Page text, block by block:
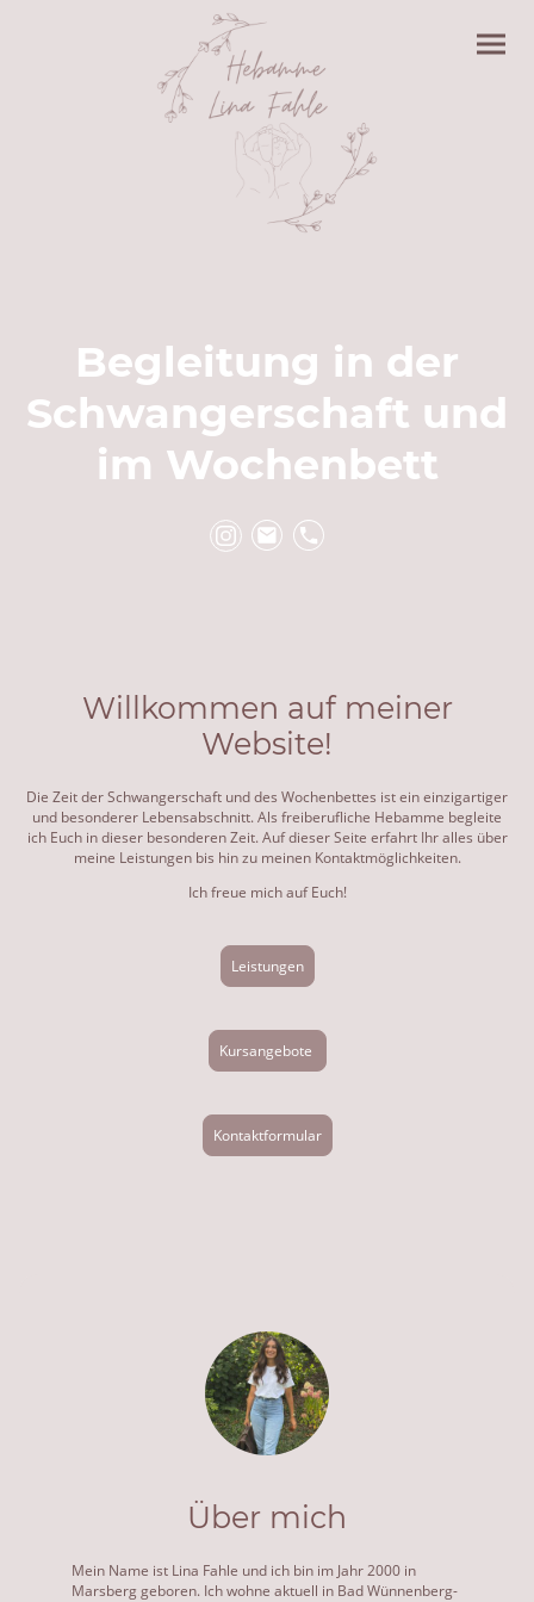
Begleitung in der
Schwangerschaft und
im Wochenbett
Willkommen auf meiner
Website!
Die Zeit der Schwangerschaft und des Wochenbettes ist ein einzigartiger
und besonderer Lebensabschnitt. Als freiberufliche Hebamme begleite
ich Euch in dieser besonderen Zeit. Auf dieser Seite erfahrt Ihr alles über
meine Leistungen bis hin zu meinen Kontaktmöglichkeiten.
Ich freue mich auf Euch!
Leistungen
Kursangebote
Kontaktformular
Über mich
Mein Name ist Lina Fahle und ich bin im Jahr 2000 in
Marsberg geboren. Ich wohne aktuell in Bad Wünnenberg-